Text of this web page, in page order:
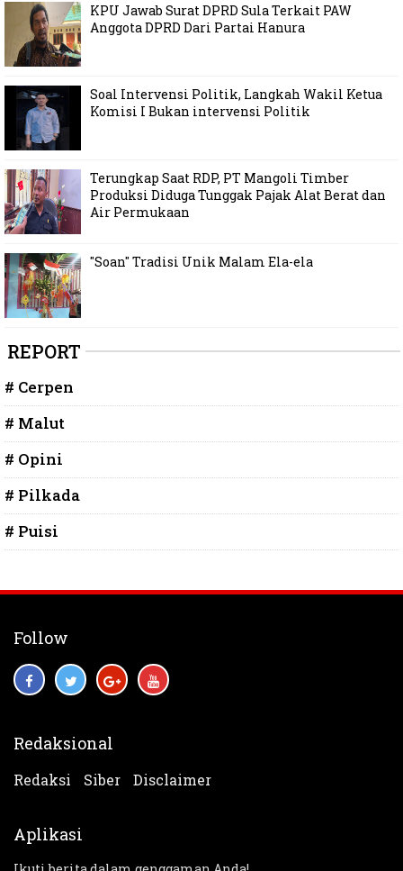
KPU Jawab Surat DPRD Sula Terkait PAW
Anggota DPRD Dari Partai Hanura
Soal Intervensi Politik, Langkah Wakil Ketua
Komisi I Bukan intervensi Politik
Terungkap Saat RDP, PT Mangoli Timber
Produksi Diduga Tunggak Pajak Alat Berat dan
Air Permukaan
"Soan" Tradisi Unik Malam Ela-ela
REPORT
# Cerpen
# Malut
# Opini
# Pilkada
# Puisi
Follow
Redaksional
Redaksi Siber Disclaimer
Aplikasi